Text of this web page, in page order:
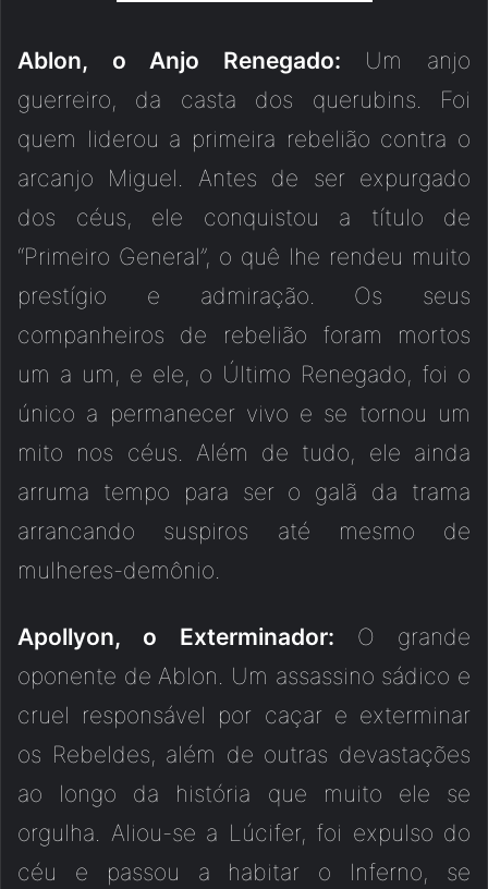
Ablon, o Anjo Renegado: Um anjo
guerreiro, da casta dos querubins. Foi
quem liderou a primeira rebelião contra o
arcanjo Miguel. Antes de ser expurgado
dos céus, ele conquistou a título de
“Primeiro General”, o quê lhe rendeu muito
prestígio e admiração. Os seus
companheiros de rebelião foram mortos
um a um, e ele, o Último Renegado, foi o
único a permanecer vivo e se tornou um
mito nos céus. Além de tudo, ele ainda
arruma tempo para ser o galã da trama
arrancando suspiros até mesmo de
mulheres-demônio.
Apollyon, o Exterminador: O grande
oponente de Ablon. Um assassino sádico e
cruel responsável por caçar e exterminar
os Rebeldes, além de outras devastações
ao longo da história que muito ele se
orgulha. Aliou-se a Lúcifer, foi expulso do
céu e passou a habitar o Inferno, se